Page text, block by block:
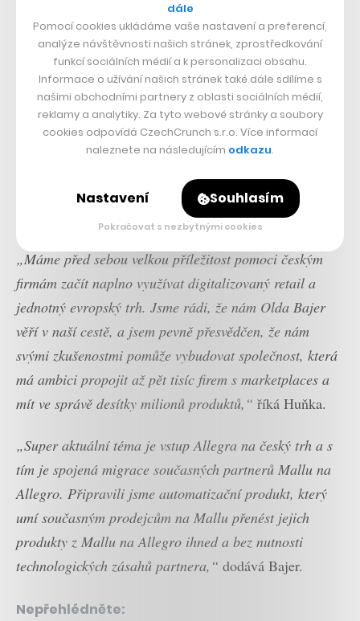
„Máme před sebou velkou příležitost pomoci českým
firmám začít naplno využívat digitalizovaný retail a
jednotný evropský trh. Jsme rádi, že nám Olda Bajer
věří v naší cestě, a jsem pevně přesvědčen, že nám
svými zkušenostmi pomůže vybudovat společnost, která
má ambici propojit až pět tisíc firem s marketplaces a
mít ve správě desítky milionů produktů,“ říká Huňka.
„Super aktuální téma je vstup Allegra na český trh a s
tím je spojená migrace současných partnerů Mallu na
Allegro. Připravili jsme automatizační produkt, který
umí současným prodejcům na Mallu přenést jejich
produkty z Mallu na Allegro ihned a bez nutnosti
technologických zásahů partnera,“ dodává Bajer.
Nepřehlédněte:
dále
Pomocí cookies ukládáme vaše nastavení a preferencí,
analýze návštěvnosti našich stránek, zprostředkování
funkcí sociálních médií a k personalizaci obsahu.
Informace o užívání našich stránek také dále sdílíme s
našimi obchodními partnery z oblasti sociálních médií,
reklamy a analytiky. Za tyto webové stránky a soubory
cookies odpovídá CzechCrunch s.r.o. Více informací
naleznete na následujícím odkazu.
Nastavení Souhlasím
Pokračovat s nezbytnými cookies